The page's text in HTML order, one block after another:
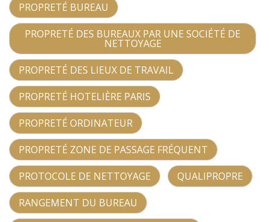
PROPRETÉ BUREAU
PROPRETÉ DES BUREAUX PAR UNE SOCIÉTÉ DE
NETTOYAGE
PROPRETÉ DES LIEUX DE TRAVAIL
PROPRETÉ HOTELIÈRE PARIS
PROPRETÉ ORDINATEUR
PROPRETÉ ZONE DE PASSAGE FRÉQUENT
PROTOCOLE DE NETTOYAGE
QUALIPROPRE
RANGEMENT DU BUREAU